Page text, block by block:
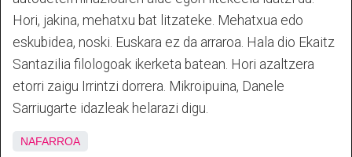
Hori, jakina, mehatxu bat litzateke. Mehatxua edo
eskubidea, noski. Euskara ez da arraroa. Hala dio Ekaitz
Santazilia filologoak ikerketa batean. Hori azaltzera
etorri zaigu Irrintzi dorrera. Mikroipuina, Danele
Sarriugarte idazleak helarazi digu.
NAFARROA